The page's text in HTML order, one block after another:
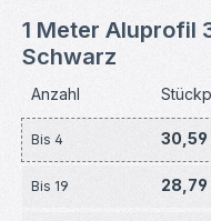
1 Meter Aluprofil
Schwarz
Anzahl
Bis 4 30,59
Bis 19 28,79